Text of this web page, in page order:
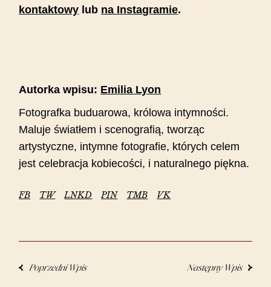
kontaktowy lub na Instagramie.
Autorka wpisu: Emilia Lyon
Fotografka buduarowa, królowa intymności.
Maluje światłem i scenografią, tworząc
artystyczne, intymne fotografie, których celem
jest celebracja kobiecości, i naturalnego piękna.
FB TW LNKD PIN TMB VK
Poprzedni Wpis Następny Wpis